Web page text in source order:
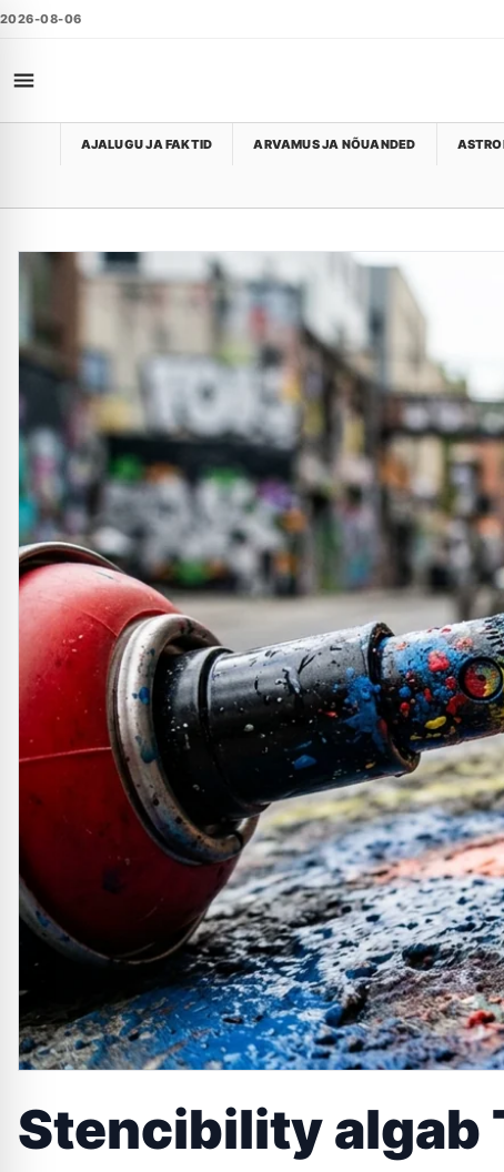
2026-08-06
AJALUGU JA FAKTID ARVAMUS JA NÕUANDED
Stencibility algab